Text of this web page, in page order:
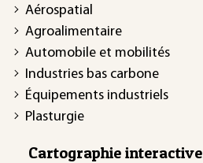
Aérospatial
Agroalimentaire
Automobile et mobilités
Industries bas carbone
Équipements industriels
Plasturgie
Cartographie interactive